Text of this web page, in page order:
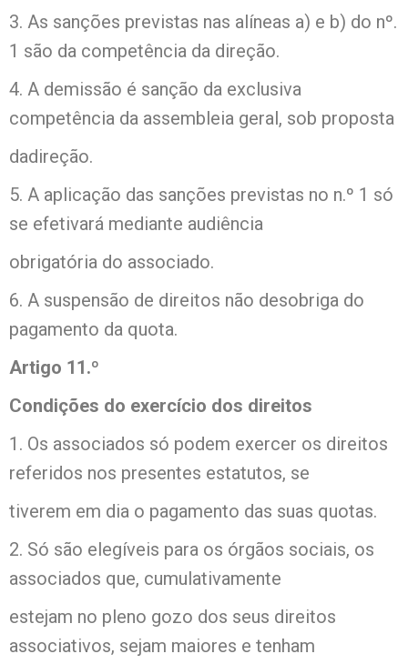
3. As sanções previstas nas alíneas a) e b) do nº.
1 são da competência da direção.
4. A demissão é sanção da exclusiva
competência da assembleia geral, sob proposta
dadireção.
5. A aplicação das sanções previstas no n.º 1 só
se efetivará mediante audiência
obrigatória do associado.
6. A suspensão de direitos não desobriga do
pagamento da quota.
Artigo 11.º
Condições do exercício dos direitos
1. Os associados só podem exercer os direitos
referidos nos presentes estatutos, se
tiverem em dia o pagamento das suas quotas.
2. Só são elegíveis para os órgãos sociais, os
associados que, cumulativamente
estejam no pleno gozo dos seus direitos
associativos, sejam maiores e tenham